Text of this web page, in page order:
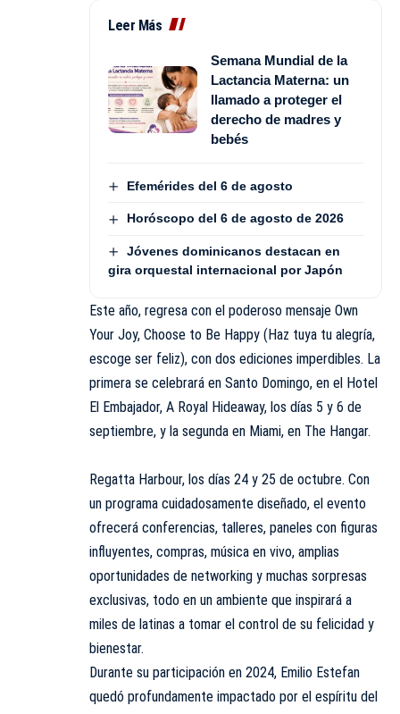
Leer Más
Semana Mundial de la
Lactancia Materna: un
llamado a proteger el
derecho de madres y
bebés
Efemérides del 6 de agosto
Horóscopo del 6 de agosto de 2026
Jóvenes dominicanos destacan en
gira orquestal internacional por Japón
Este año, regresa con el poderoso mensaje Own
Your Joy, Choose to Be Happy (Haz tuya tu alegría,
escoge ser feliz), con dos ediciones imperdibles. La
primera se celebrará en Santo Domingo, en el Hotel
El Embajador, A Royal Hideaway, los días 5 y 6 de
septiembre, y la segunda en Miami, en The Hangar.
Regatta Harbour, los días 24 y 25 de octubre. Con
un programa cuidadosamente diseñado, el evento
ofrecerá conferencias, talleres, paneles con figuras
influyentes, compras, música en vivo, amplias
oportunidades de networking y muchas sorpresas
exclusivas, todo en un ambiente que inspirará a
miles de latinas a tomar el control de su felicidad y
bienestar.
Durante su participación en 2024, Emilio Estefan
quedó profundamente impactado por el espíritu del